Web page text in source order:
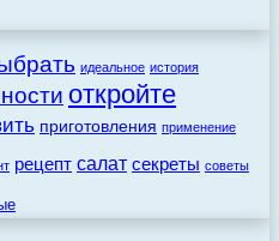
идеальное история
откройте
приготовления применение
рецепт салат секреты советы